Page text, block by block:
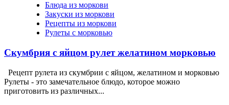
Блюда из моркови
Закуски из моркови
Рецепты из моркови
Рулеты с морковью
Скумбрия с яйцом рулет желатином морковью
Рецепт рулета из скумбрии с яйцом, желатином и морковью
Рулеты - это замечательное блюдо, которое можно
приготовить из различных...